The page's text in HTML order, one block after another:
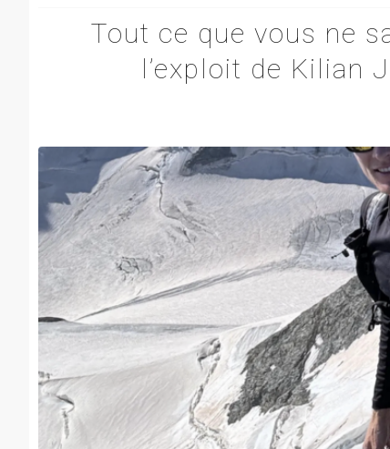
Tout ce que vous ne
l’exploit de Kilian